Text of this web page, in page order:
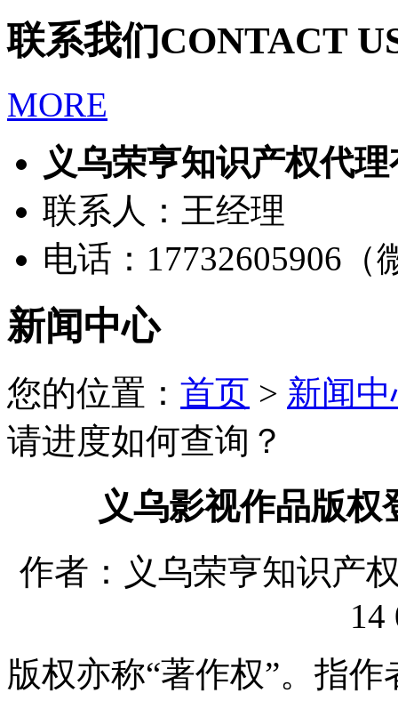
联系我们CONTACT
MORE
义乌荣亨知识产权代
联系人：王经理
电话：17732605906（
新闻中心
您的位置： 首页 > 新闻
请进度如何查询？
义乌影视作品版
作者：义乌荣亨知识产
14
版权亦称“著作权”。指